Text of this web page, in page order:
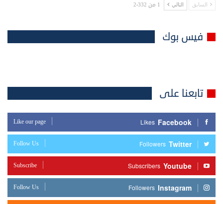
السابق التالي 1 من 2٬332
فيس بوك
تابعنا على
Facebook
Likes
Like our page
Twitter
Followers
Follow Us
Youtube
Subscribers
Subscribe
Instagram
Followers
Follow Us